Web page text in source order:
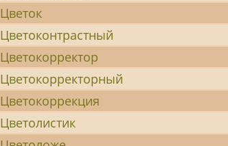
Цветок
Цветоконтрастный
Цветокорректор
Цветокорректорный
Цветокоррекция
Цветолистик